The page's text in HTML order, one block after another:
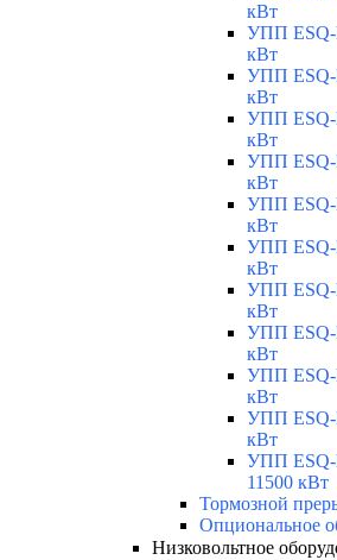
кВт
УПП ESQ-
кВт
УПП ESQ-
кВт
УПП ESQ-
кВт
УПП ESQ-
кВт
УПП ESQ-
кВт
УПП ESQ-
кВт
УПП ESQ-
кВт
УПП ESQ-
кВт
УПП ESQ-
кВт
УПП ESQ-
кВт
УПП ESQ-
11500 кВт
Тормозной
Опциональное
Низковольтное